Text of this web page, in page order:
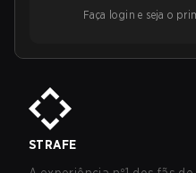
Faça login e seja o
STRAFE